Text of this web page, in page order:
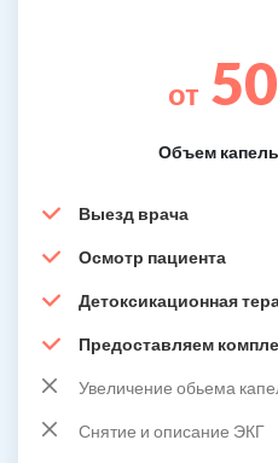
от
Объем
Выезд врача
Осмотр пациента
Детоксикационная
Предоставляем
Увеличение обьема
Снятие и описание ЭКГ